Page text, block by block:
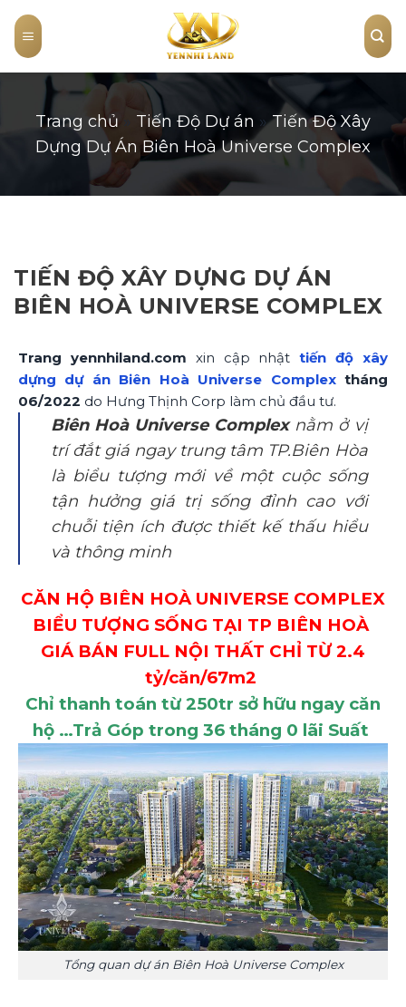
content
Trang chủ Tiến Độ Dự án »Tiến Độ Xây
Dựng Dự Án Biên Hoà Universe Complex
TIẾN ĐỘ XÂY DỰNG DỰ ÁN
BIÊN HOÀ UNIVERSE COMPLEX
Trang yennhiland.com xin cập nhậttiến độ xây
dựng dự án Biên Hoà Universe Complextháng
06/2022 do Hưng Thịnh Corp làm chủ đầu tư.
Biên Hoà Universe Complexnằm ở vị
trí đắt giá ngay trung tâm TP.Biên Hòa
là biểu tượng mới về một cuộc sống
tận hưởng giá trị sống đỉnh cao với
chuỗi tiện ích được thiết kế thấu hiểu
và thông minh
CĂN HỘ BIÊN HOÀ UNIVERSE COMPLEX
BIỂU TƯỢNG SỐNG TẠI TP BIÊN HOÀ
GIÁ BÁN FULL NỘI THẤT CHỈ TỪ 2.4
tỷ/căn/67m2
Chỉ thanh toán từ 250tr sở hữu ngay căn
hộ …Trả Góp trong 36 tháng 0 lãi Suất
Tổng quan dự án Biên Hoà Universe Complex